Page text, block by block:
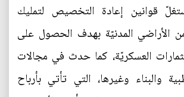
قوانين إعادة التخصيص لتمليك
الأراضي المدنيّة بهدف الحصول على
العسكريّة، كما حدث في مجالات
والبناء وغيرها، التي تأتي بأرباح